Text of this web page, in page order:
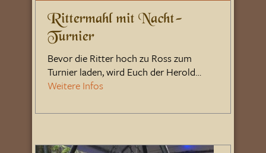
Rittermahl mit Nacht-
Turnier
Bevor die Ritter hoch zu Ross zum
Turnier laden, wird Euch der Herold…
Weitere Infos